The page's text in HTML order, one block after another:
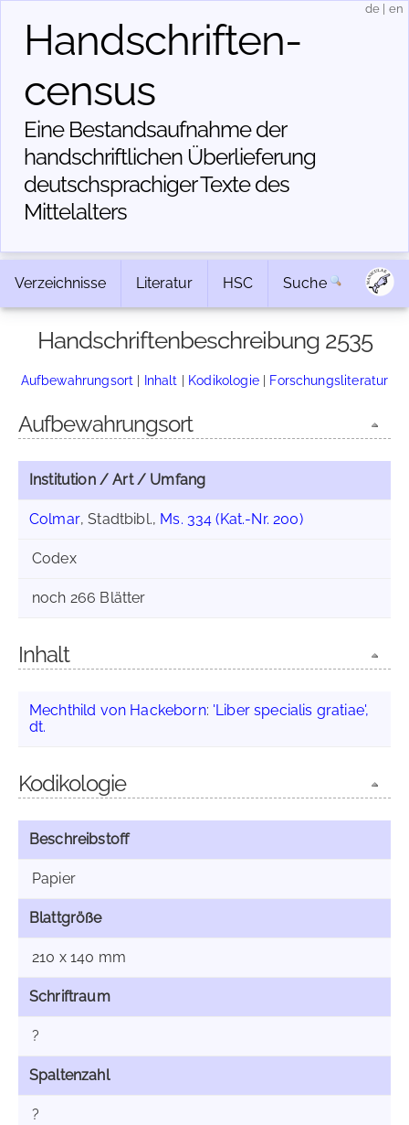
Handschriften­
census
Eine Bestandsaufnahme der
handschriftlichen Über­lieferung
deutschsprachiger Texte des
Mittelalters
de en
Verzeichnisse Literatur HSC Suche
Handschriftenbeschreibung 2535
Aufbewahrungsort | Inhalt | Kodikologie| Forschungsliteratur
Aufbewahrungsort
Institution / Art / Umfang
Colmar, Stadtbibl., Ms. 334 (Kat.-Nr. 200)
Codex
noch 266 Blätter
Inhalt
Mechthild von Hackeborn: 'Liber specialis gratiae',
dt.
Kodikologie
Beschreibstoff
Papier
Blattgröße
210 x 140 mm
Schriftraum
?
Spaltenzahl
?